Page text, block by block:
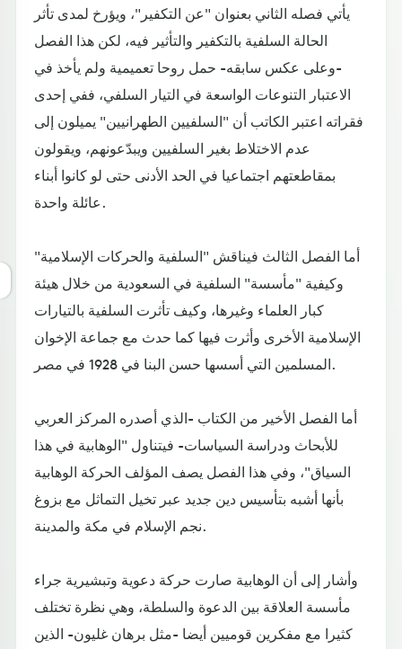
يأتي فصله الثاني بعنوان "عن التكفير"، ويؤرخ لمدى تأثر
الحالة السلفية بالتكفير والتأثير فيه، لكن هذا الفصل
-وعلى عكس سابقه- حمل روحا تعميمية ولم يأخذ في
الاعتبار التنوعات الواسعة في التيار السلفي، ففي إحدى
فقراته اعتبر الكاتب أن "السلفيين الطهرانيين" يميلون إلى
عدم الاختلاط بغير السلفيين ويبدّعونهم، ويقولون
بمقاطعتهم اجتماعيا في الحد الأدنى حتى لو كانوا أبناء
عائلة واحدة.
أما الفصل الثالث فيناقش "السلفية والحركات الإسلامية"
وكيفية "مأسسة" السلفية في السعودية من خلال هيئة
كبار العلماء وغيرها، وكيف تأثرت السلفية بالتيارات
الإسلامية الأخرى وأثرت فيها كما حدث مع جماعة الإخوان
المسلمين التي أسسها حسن البنا في 1928 في مصر.
أما الفصل الأخير من الكتاب -الذي أصدره المركز العربي
للأبحاث ودراسة السياسات- فيتناول "الوهابية في هذا
السياق"، وفي هذا الفصل يصف المؤلف الحركة الوهابية
بأنها أشبه بتأسيس دين جديد عبر تخيل التماثل مع بزوغ
نجم الإسلام في مكة والمدينة.
وأشار إلى أن الوهابية صارت حركة دعوية وتبشيرية جراء
مأسسة العلاقة بين الدعوة والسلطة، وهي نظرة تختلف
كثيرا مع مفكرين قوميين أيضا -مثل برهان غليون- الذين